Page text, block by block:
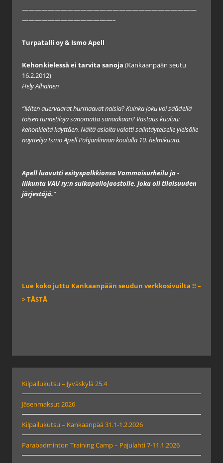
———————————————————————————
——————————————–
Turpatalli oy & Ismo Apell
Kehonkielessä ei tarvita sanoja (Kankaanpään seutu
16.2.2012)
Hely Alhainen
”Miten auervaarat hurmaavat naisia? Kuinka joku voi säädellä
toisen tunnetiloja sanomatta sanaakaan? Vastaus kuuluu:
kehonkieltä käyttäen. Näitä asioita valotti salintäyteiselle yleisölle
näyttelijä Ismo Apell Pohjanlinnan koululla 10. helmikuuta.
Apell luovutti esityspalkkionsa Vammaisurheilu ja -
liikunta VAU ry:n sulkapallojaostolle, joka oli tilaisuuden
järjestäjä.”
Lue koko juttu Kankaanpään seudun verkkosivuilta !! –
> TÄSTÄ
Kilpailukutsu – Jyväskylä 25.4
Jäsenmaksut 2026
Kilpailukutsu – Kankaanpää 31.1-1.2.2026
Parabadminton Training Camp – Pajulahti 7-11.1.2026